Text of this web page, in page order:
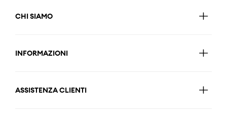
CHI SIAMO
INFORMAZIONI
ASSISTENZA CLIENTI